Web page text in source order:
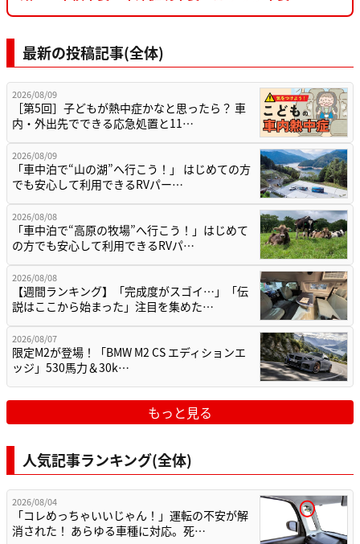
最新の投稿記事(全体)
2026/08/09
［第5回］子どもが熱中症かなと思ったら？ 車
内・外出先でできる応急処置と11…
2026/08/09
「車中泊で“山の湖”へ行こう！」 はじめての方
でも安心して利用できるRVパー…
2026/08/08
「車中泊で“高原の牧場”へ行こう！」はじめて
の方でも安心して利用できるRVパ…
2026/08/08
【週間ランキング】「完成度がスゴイ…」「伝
説はここから始まった」注目を集めた…
2026/08/07
限定M2が登場！「BMW M2 CS エディションエ
ッジ」530馬力＆30k…
もっと見る
人気記事ランキング(全体)
2026/08/04
「コレめっちゃいいじゃん！」運転の不安が解
消された！ あらゆる車種に対応。死…